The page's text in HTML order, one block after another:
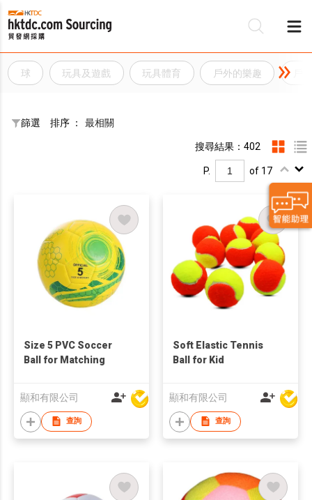
球 玩具及遊戲 玩具體育 戶外的樂趣
篩選 排序 ： 最相關
搜尋結果：402
P. of 17
Size 5 PVC Soccer
Ball for Matching
顯和有限公司
查詢
Soft Elastic Tennis
Ball for Kid
顯和有限公司
查詢